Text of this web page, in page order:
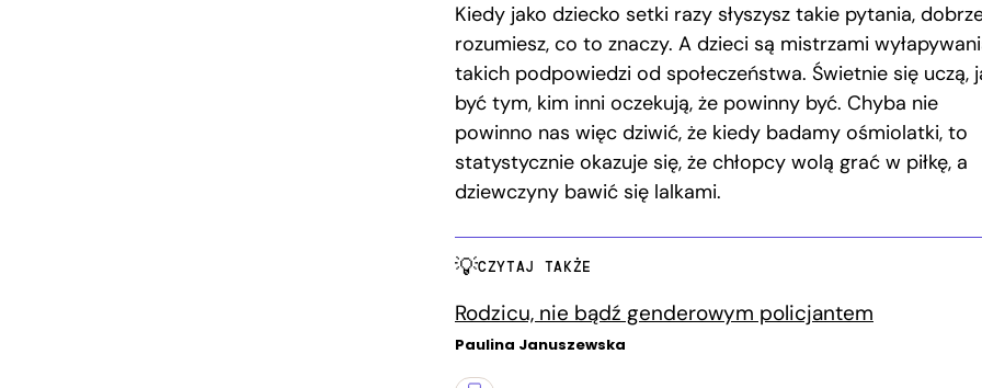
Kiedy jako dziecko setki razy słyszysz takie pytania,
rozumiesz, co to znaczy. A dzieci są mistrzami
takich podpowiedzi od społeczeństwa. Świetnie się uczą,
być tym, kim inni oczekują, że powinny być. Chyba nie
powinno nas więc dziwić, że kiedy badamy ośmiolatki, to
statystycznie okazuje się, że chłopcy wolą grać w piłkę, a
dziewczyny bawić się lalkami.
CZYTAJ TAKŻE
Rodzicu, nie bądź genderowym policjantem
Paulina Januszewska